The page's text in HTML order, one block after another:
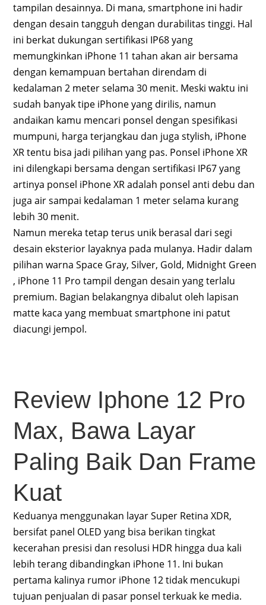
tampilan desainnya. Di mana, smartphone ini hadir
dengan desain tangguh dengan durabilitas tinggi. Hal
ini berkat dukungan sertifikasi IP68 yang
memungkinkan iPhone 11 tahan akan air bersama
dengan kemampuan bertahan direndam di
kedalaman 2 meter selama 30 menit. Meski waktu ini
sudah banyak tipe iPhone yang dirilis, namun
andaikan kamu mencari ponsel dengan spesifikasi
mumpuni, harga terjangkau dan juga stylish, iPhone
XR tentu bisa jadi pilihan yang pas. Ponsel iPhone XR
ini dilengkapi bersama dengan sertifikasi IP67 yang
artinya ponsel iPhone XR adalah ponsel anti debu dan
juga air sampai kedalaman 1 meter selama kurang
lebih 30 menit.
Namun mereka tetap terus unik berasal dari segi
desain eksterior layaknya pada mulanya. Hadir dalam
pilihan warna Space Gray, Silver, Gold, Midnight Green
, iPhone 11 Pro tampil dengan desain yang terlalu
premium. Bagian belakangnya dibalut oleh lapisan
matte kaca yang membuat smartphone ini patut
diacungi jempol.
Review Iphone 12 Pro
Max, Bawa Layar
Paling Baik Dan Frame
Kuat
Keduanya menggunakan layar Super Retina XDR,
bersifat panel OLED yang bisa berikan tingkat
kecerahan presisi dan resolusi HDR hingga dua kali
lebih terang dibandingkan iPhone 11. Ini bukan
pertama kalinya rumor iPhone 12 tidak mencukupi
tujuan penjualan di pasar ponsel terkuak ke media.